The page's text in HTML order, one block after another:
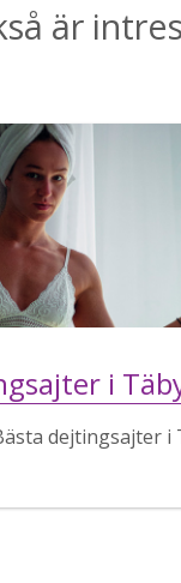
är
i
dejtingsajter i